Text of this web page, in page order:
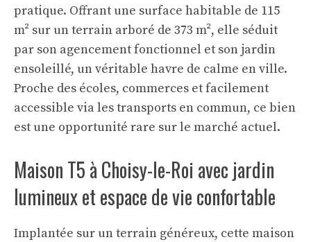
pratique. Offrant une surface habitable de 115
m² sur un terrain arboré de 373 m², elle séduit
par son agencement fonctionnel et son jardin
ensoleillé, un véritable havre de calme en ville.
Proche des écoles, commerces et facilement
accessible via les transports en commun, ce bien
est une opportunité rare sur le marché actuel.
Maison T5 à Choisy-le-Roi avec jardin
lumineux et espace de vie confortable
Implantée sur un terrain généreux, cette maison